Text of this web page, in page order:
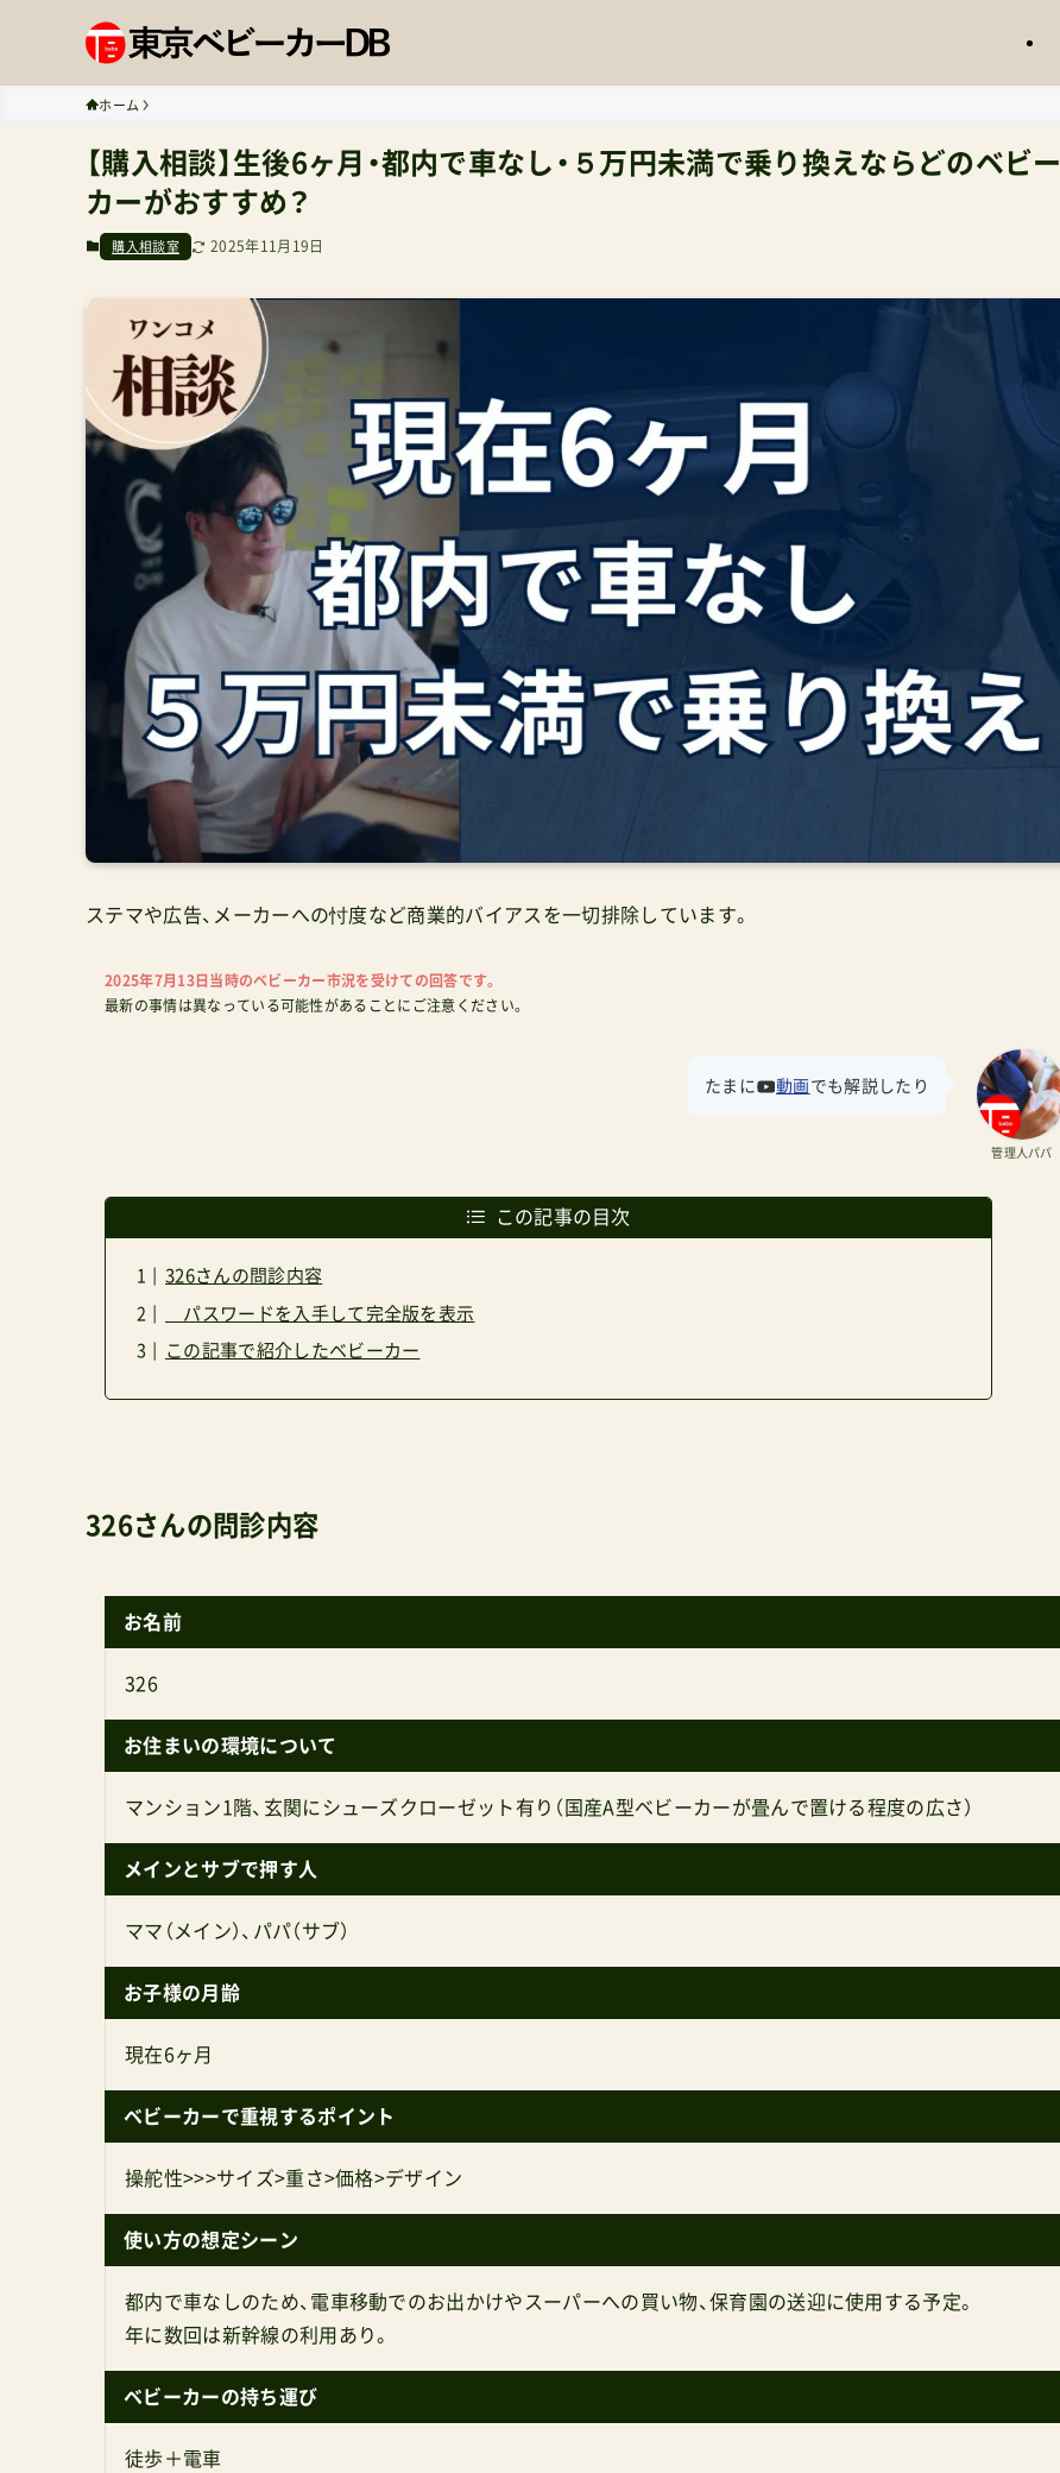
ホーム
【購入相談】生後6ヶ月・都内で車なし・５万円未満で乗り換えならどのベビー
カーがおすすめ？
購入相談室 2025年11月19日
ステマや広告、メーカーへの忖度など商業的バイアスを一切排除しています。
2025年7月13日当時のベビーカー市況を受けての回答です。
最新の事情は異なっている可能性があることにご注意ください。
管理人パパ
たまに 動画でも解説したり
この記事の目次
326さんの問診内容
パスワードを入手して完全版を表示
この記事で紹介したベビーカー
326さんの問診内容
お名前
326
お住まいの環境について
マンション1階、玄関にシューズクローゼット有り（国産A型ベビーカーが畳んで置ける程度の広さ）
メインとサブで押す人
ママ（メイン）、パパ（サブ）
お子様の月齢
現在6ヶ月
ベビーカーで重視するポイント
操舵性>>>サイズ>重さ>価格>デザイン
使い方の想定シーン
都内で車なしのため、電車移動でのお出かけやスーパーへの買い物、保育園の送迎に使用する予定。
年に数回は新幹線の利用あり。
ベビーカーの持ち運び
徒歩＋電車